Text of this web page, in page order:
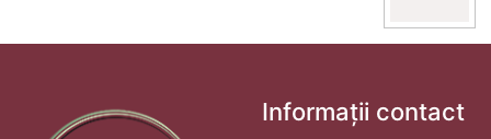
Informații contact